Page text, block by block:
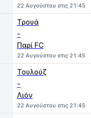
22 Αυγούστου στις 21:45
Τρουά
-
Παρί FC
22 Αυγούστου στις 21:45
Τουλούζ
-
Λιόν
22 Αυγούστου στις 21:45